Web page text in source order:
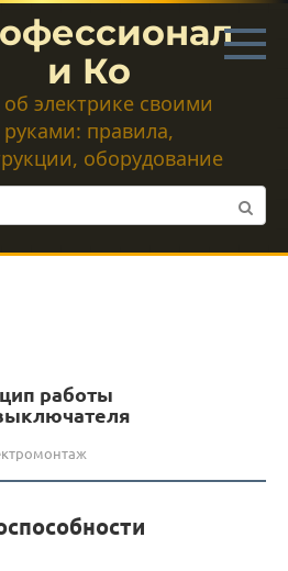
и Ко
об электрике своими
руками: правила,
оборудование
работы